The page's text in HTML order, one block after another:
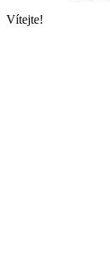
Vítejte!